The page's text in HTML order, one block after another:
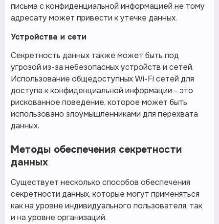
письма с конфиденциальной информацией не тому
адресату может привести к утечке данных.
Устройства и сети
Секретность данных также может быть под
угрозой из-за небезопасных устройств и сетей.
Использование общедоступных Wi-Fi сетей для
доступа к конфиденциальной информации - это
рискованное поведение, которое может быть
использовано злоумышленниками для перехвата
данных.
Методы обеспечения секретности
данных
Существует несколько способов обеспечения
секретности данных, которые могут применяться
как на уровне индивидуального пользователя, так
и на уровне организаций.